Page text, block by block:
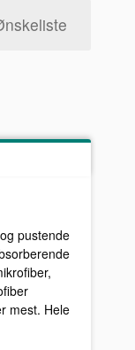
pustende
mest. Hele